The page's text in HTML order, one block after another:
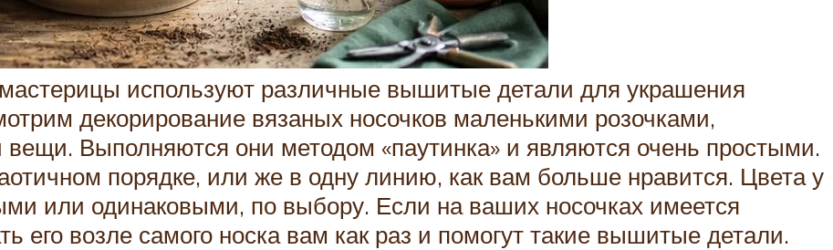
используют различные вышитые детали для украшения
декорирование вязаных носочков маленькими розочками,
Выполняются они методом «паутинка» и являются очень простыми.
порядке, или же в одну линию, как вам больше нравится. Цвета у
или одинаковыми, по выбору. Если на ваших носочках имеется
его возле самого носка вам как раз и помогут такие вышитые детали.